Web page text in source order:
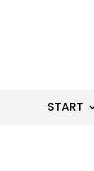
START